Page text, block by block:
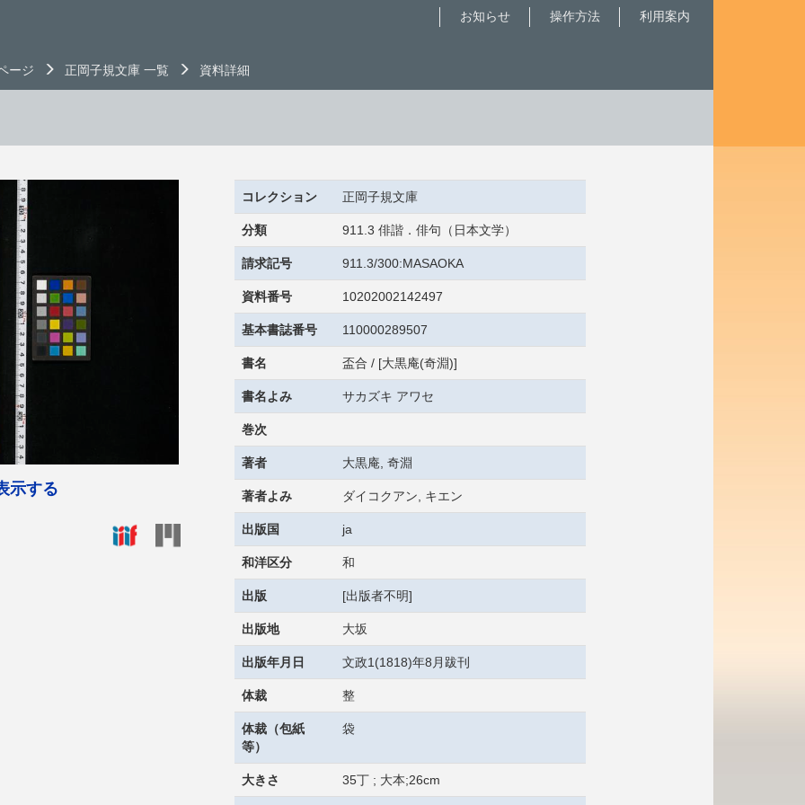
利用案内
操作方法
お知らせ
ージ 正岡子規文庫 一覧 資料詳細
示する
コレクション 正岡子規文庫
分類 911.3 俳諧．俳句（日本文学）
請求記号 911.3/300:MASAOKA
資料番号 10202002142497
基本書誌番号 110000289507
書名 盃合 / [大黒庵(奇淵)]
書名よみ サカズキ アワセ
巻次
著者 大黒庵, 奇淵
著者よみ ダイコクアン, キエン
出版国 ja
和洋区分 和
出版 [出版者不明]
出版地 大坂
出版年月日 文政1(1818)年8月跋刊
体裁 整
体裁（包紙
等）
袋
大きさ 35丁 ; 大本;26cm